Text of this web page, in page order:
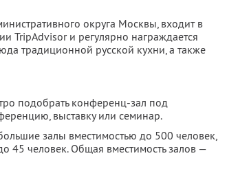
округа Москвы, входит в
TripAdvisor и регулярно награждается
традиционной русской кухни, а также
подобрать конференц-зал под
выставку или семинар.
залы вместимостью до 500 человек,
45 человек. Общая вместимость залов —